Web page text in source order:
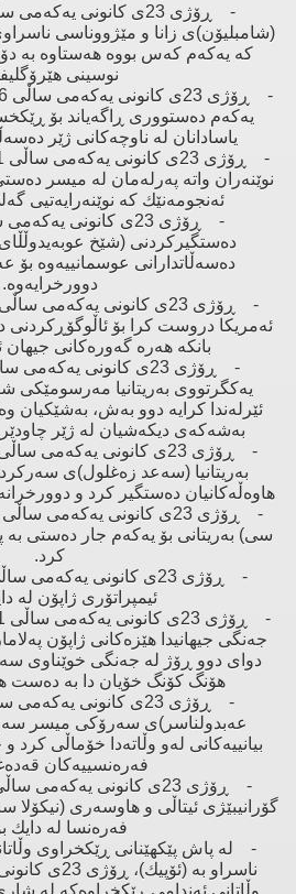
(شامبلیۆن)ی زانا ‌و مێژووناسی
كە یەكەم كەس بووە هەستاوە بە
نوسینی
یەكەم دەستووری ڕاگەیاند بۆ
یاسادانان لە ناوچەكانی ژێر
نوێنەران واتە پەرلەمان لە میسر
ئەنجومەنێك كە نوێنەرایەتیی
دەستگیركردنی (شێخ
دەسەڵاتدارانی عوسمانییەوە بۆ
دوورخرایەوە.
ئەمریكا دروست كرا بۆ ئاڵوگۆڕكردنی
بانكە هەرە گەورەكانی
یەكگرتووی بەریتانیا مەرسومێكی
ئێرلەندا كرایە دوو بەش، بەشێكیان
بەشەكەی دیكەشیان لە ژێر
بەریتانیا (سەعد زەغلول)ی
هاوەڵەكانیان دەستگیر كرد ‌و
سی) بەریتانی بۆ یەكەم جار دەستی بە
كرد.
ئیمپراتۆری ژاپۆن لە
جەنگی جیهانیدا هێزەكانی ژاپۆن
دوای دوو ڕۆژ لە جەنگی خوێناوی
هۆنگ كۆنگ خۆیان دا بە دەست
عەبدولناسر)ی سەرۆكی میسر
بیانییەكانی لەو وڵاتەدا خۆماڵی
فەرەنسییەكان
گۆرانیبێژی ئیتاڵی ‌و هاوسەری
فەرەنسا لە دایك
- لە پاش پێكهێنانی ڕێكخراوی
وڵاتانی ئەندامی ڕێكخراوەكە لە